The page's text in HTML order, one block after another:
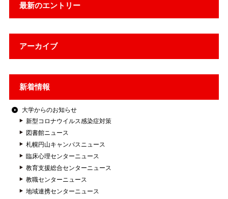
最新のエントリー
アーカイブ
新着情報
大学からのお知らせ
新型コロナウイルス感染症対策
図書館ニュース
札幌円山キャンパスニュース
臨床心理センターニュース
教育支援総合センターニュース
教職センターニュース
地域連携センターニュース